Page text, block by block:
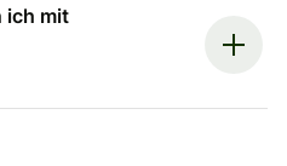
ich mit